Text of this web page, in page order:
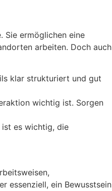
Sie ermöglichen eine
arbeiten. Doch auch
klar strukturiert und gut
wichtig ist. Sorgen
es wichtig, die
essenziell, ein Bewusstsein